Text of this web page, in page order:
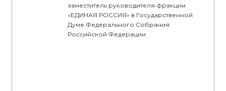
заместитель руководителя фракции
«ЕДИНАЯ РОССИЯ» в Государственной
Думе Федерального Собрания
Российской Федерации